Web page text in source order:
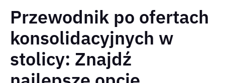
Przewodnik po ofertach
konsolidacyjnych w
stolicy: Znajdź